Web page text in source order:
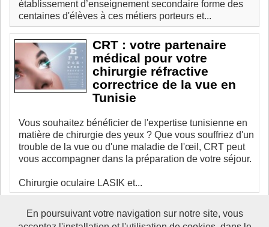
établissement d’enseignement secondaire forme des
centaines d'élèves à ces métiers porteurs et...
CRT : votre partenaire
médical pour votre
chirurgie réfractive
correctrice de la vue en
Tunisie
Vous souhaitez bénéficier de l'expertise tunisienne en
matière de chirurgie des yeux ? Que vous souffriez d'un
trouble de la vue ou d'une maladie de l'œil, CRT peut
vous accompagner dans la préparation de votre séjour.
Chirurgie oculaire LASIK et...
En poursuivant votre navigation sur notre site, vous